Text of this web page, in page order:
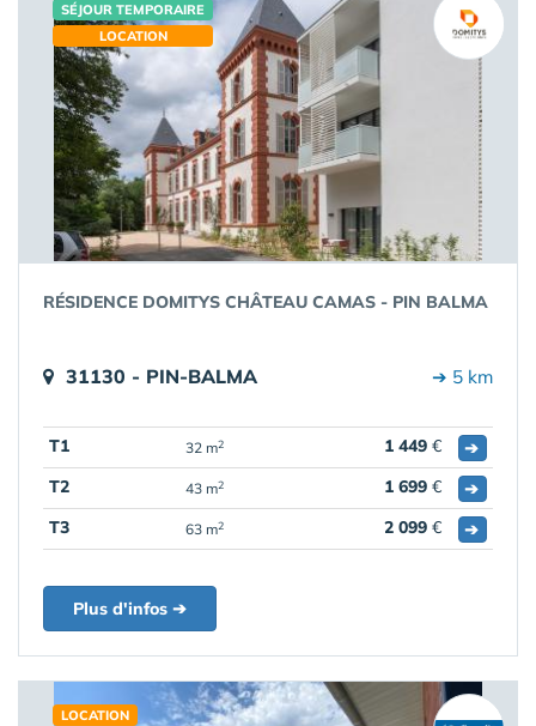
SÉJOUR TEMPORAIRE
LOCATION
RÉSIDENCE DOMITYS CHÂTEAU CAMAS - PIN BALMA
31130 - PIN-BALMA ➔ 5 km
T1 32 m2 1 449 €
➔
T2
43 m2 1 699 €
➔
T3
63 m2 2 099 € ➔
Plus d'infos ➔
LOCATION